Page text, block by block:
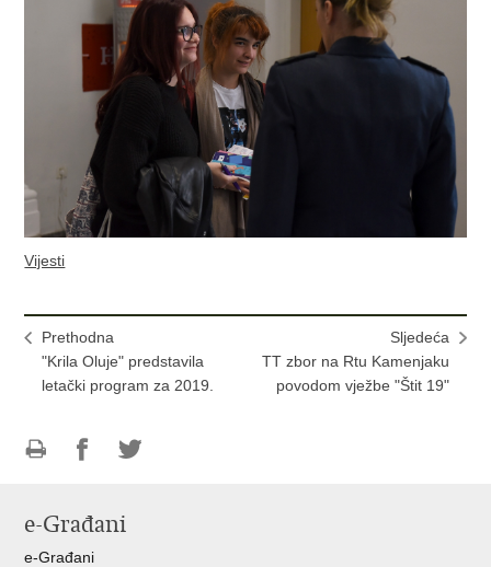
Vijesti
Prethodna
"Krila Oluje" predstavila
letački program za 2019.
Sljedeća
TT zbor na Rtu Kamenjaku
povodom vježbe "Štit 19"
FacebookuTwitteru
e-Građani
e-Građani